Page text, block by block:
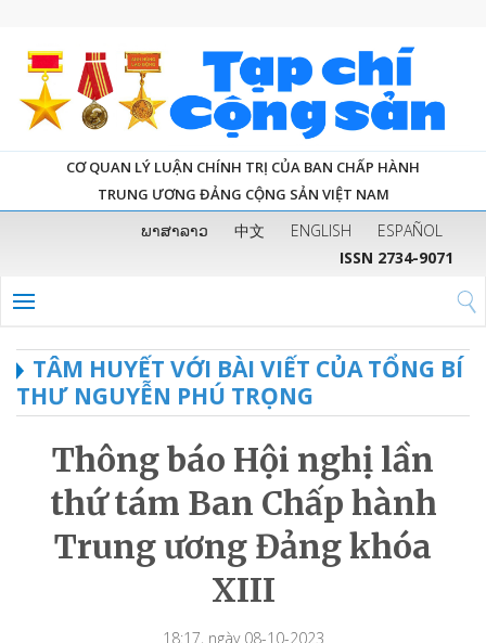
CƠ QUAN LÝ LUẬN CHÍNH TRỊ CỦA BAN CHẤP HÀNH
TRUNG ƯƠNG ĐẢNG CỘNG SẢN VIỆT NAM
ພາສາລາວ 中文 ENGLISH
ESPAÑOL
ISSN 2734-9071
TÂM HUYẾT VỚI BÀI VIẾT CỦA TỔNG BÍ
THƯ NGUYỄN PHÚ TRỌNG
Thông báo Hội nghị lần
thứ tám Ban Chấp hành
Trung ương Đảng khóa
XIII
18:17, ngày 08-10-2023